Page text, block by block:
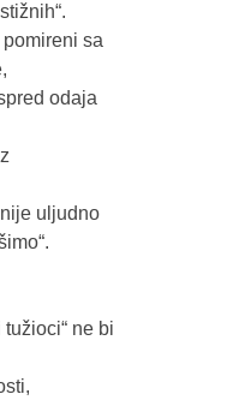
sa
odaja
uljudno
ne bi